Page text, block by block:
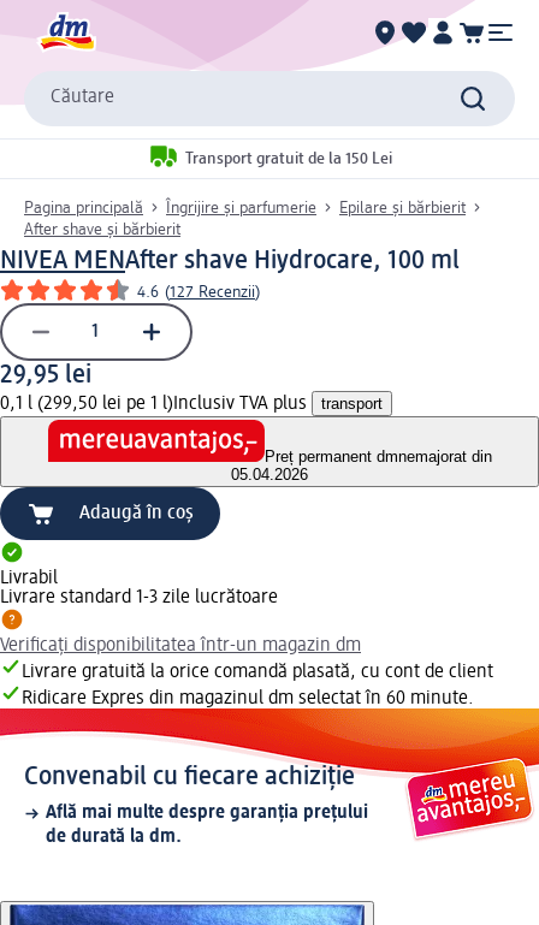
Căutare
Transport gratuit de la 150 Lei
Pagina principală Îngrijire și parfumerie
Epilare și bărbierit
After shave și bărbierit
NIVEA MENAfter shave Hiydrocare, 100 ml
4.6 (127 Recenzii)
29,95 lei
0,1 l (299,50 lei pe 1 l) Inclusiv TVA plus transport
Preț permanent dmnemajorat din
05.04.2026
Adaugă în coș
Livrabil
Livrare standard 1-3 zile lucrătoare
Verificați disponibilitatea într-un magazin dm
Livrare gratuită la orice comandă plasată, cu cont de client
Ridicare Expres din magazinul dm selectat în 60 minute.
Convenabil cu fiecare achiziție
Află mai multe despre garanția prețului
de durată la dm.